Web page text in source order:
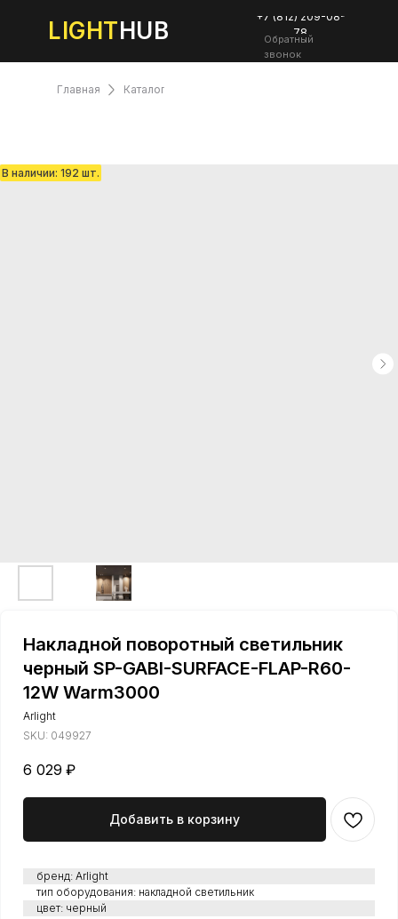
LIGHTHUB
+7 (812) 209-08-
78
Обратный
звонок
Каталог
Главная
Накладной поворотный светильник
черный SP-GABI-SURFACE-FLAP-R60-
12W Warm3000
Arlight
SKU: 049927
6 029 ₽
Добавить в корзину
бренд: Arlight
тип оборудования: накладной светильник
цвет: черный